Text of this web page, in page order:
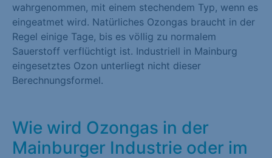
wahrgenommen, mit einem stechendem Typ, wenn es
eingeatmet wird. Natürliches Ozongas braucht in der
Regel einige Tage, bis es völlig zu normalem
Sauerstoff verflüchtigt ist. Industriell in Mainburg
eingesetztes Ozon unterliegt nicht dieser
Berechnungsformel.
Wie wird Ozongas in der
Mainburger Industrie oder im